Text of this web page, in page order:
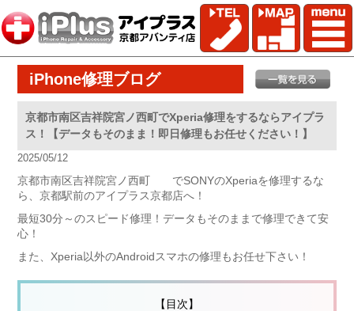
iPhone修理ブログ
京都市南区吉祥院宮ノ西町でXperia修理をするならアイプラ
ス！【データもそのまま！即日修理もお任せください！】
2025/05/12
京都市南区吉祥院宮ノ西町 でSONYのXperiaを修理するな
ら、京都駅前のアイプラス京都店へ！
最短30分～のスピード修理！データもそのままで修理できて安
心！
また、Xperia以外のAndroidスマホの修理もお任せ下さい！
【目次】